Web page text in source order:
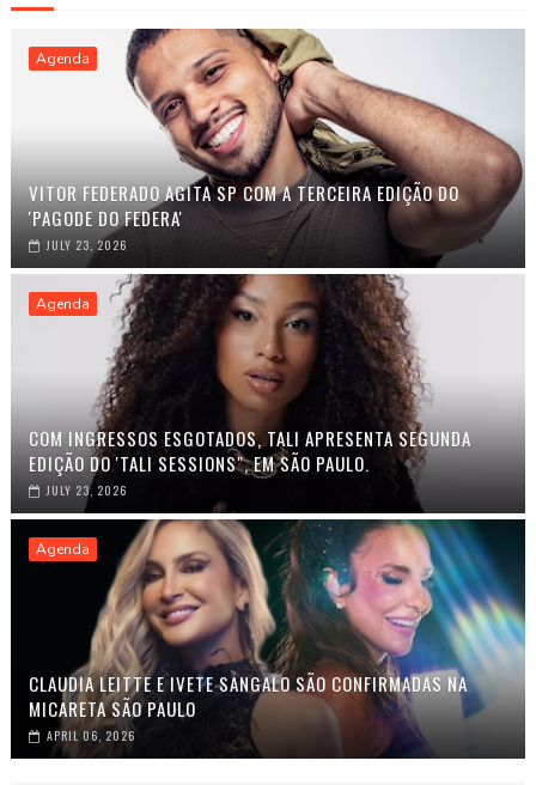
Agenda
VITOR FEDERADO AGITA SP COM A TERCEIRA EDIÇÃO DO
'PAGODE DO FEDERA'
JULY 23, 2026
Agenda
COM INGRESSOS ESGOTADOS, TALI APRESENTA SEGUNDA
EDIÇÃO DO 'TALI SESSIONS", EM SÃO PAULO.
JULY 23, 2026
Agenda
CLAUDIA LEITTE E IVETE SANGALO SÃO CONFIRMADAS NA
MICARETA SÃO PAULO
APRIL 06, 2026